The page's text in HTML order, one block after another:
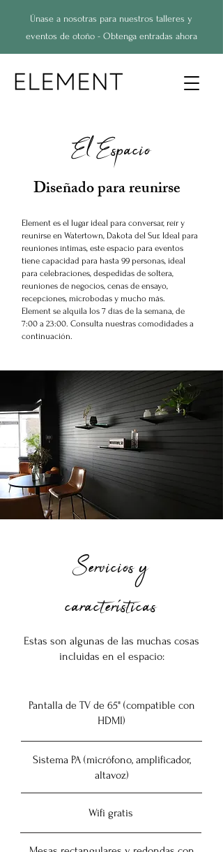
Únase a nosotras para nuestros talleres y
eventos de otoño - Obtenga entradas ahora
​El Espacio
Diseñado para reunirse
Element es el lugar ideal para conversar, reír y
reunirse en Watertown, Dakota del Sur. Ideal para
reuniones íntimas, este espacio para eventos
tiene capacidad para hasta 99 personas, ideal
para celebraciones, despedidas de soltera,
reuniones de negocios, cenas de ensayo,
recepciones, microbodas y mucho más.
Element se alquila los 7 días de la semana, de
7:00 a 23:00. Consulta nuestras comodidades a
continuación.
Servicios y
características
Estas son algunas de las muchas cosas
incluidas en el espacio:
Pantalla de TV de 65" (compatible con
HDMI)
Sistema PA (micrófono, amplificador,
altavoz)
​Wifi gratis